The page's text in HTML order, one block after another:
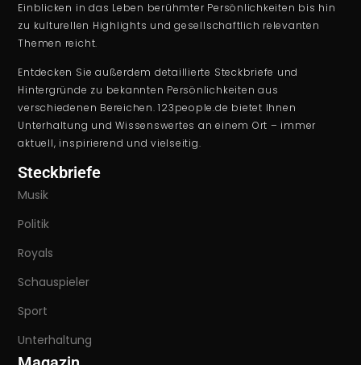
Einblicken in das Leben berühmter Persönlichkeiten bis hin
zu kulturellen Highlights und gesellschaftlich relevanten
Themen reicht.
Entdecken Sie außerdem detaillierte Steckbriefe und
Hintergründe zu bekannten Persönlichkeiten aus
verschiedenen Bereichen. 123people.de bietet Ihnen
Unterhaltung und Wissenswertes an einem Ort – immer
aktuell, inspirierend und vielseitig.
Steckbriefe
Musik
Politik
Royals
Schauspieler
Sport
Unterhaltung